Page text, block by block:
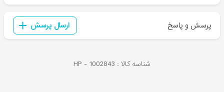
پرسش و پاسخ ارسال پرسش
شناسه کالا : HP - 1002843